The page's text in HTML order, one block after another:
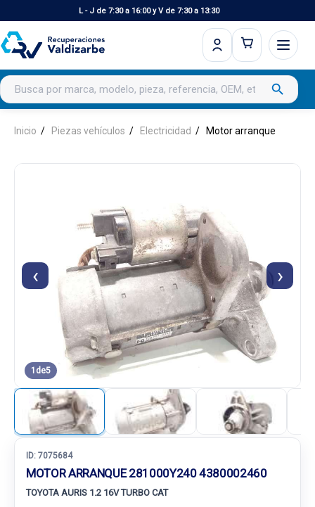
L - J de 7:30 a 16:00 y V de 7:30 a 13:30
Buscar productos search
Inicio Piezas vehículos Electricidad Motor arranque
‹ ›
1 de5
ID: 7075684
MOTOR ARRANQUE 281000Y240 4380002460
TOYOTA AURIS 1.2 16V TURBO CAT